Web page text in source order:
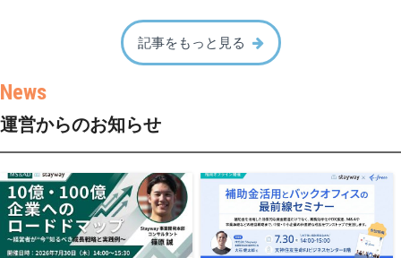
記事をもっと見る
運営からのお知らせ